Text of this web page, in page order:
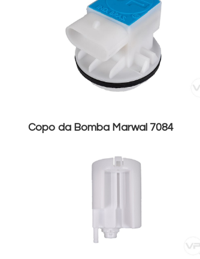
Copo da Bomba Marwal 7084